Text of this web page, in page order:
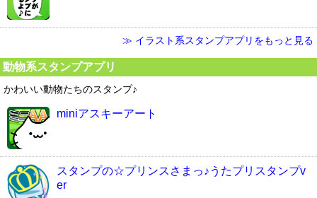
≫ イラスト系スタンプアプリをもっと見る
動物系スタンプアプリ
かわいい動物たちのスタンプ♪
miniアスキーアート
スタンプの☆プリンスさまっ♪うたプリスタンプv
er